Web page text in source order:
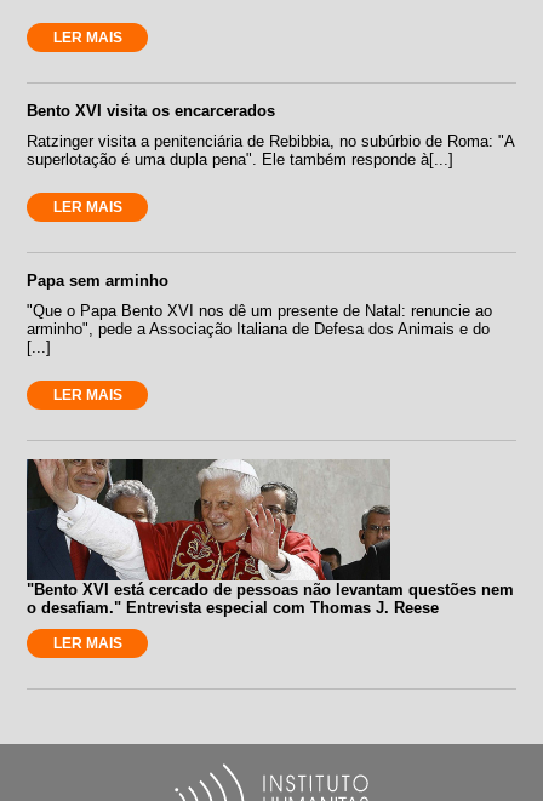
LER MAIS
Bento XVI visita os encarcerados
Ratzinger visita a penitenciária de Rebibbia, no subúrbio de Roma: "A
superlotação é uma dupla pena". Ele também responde à[...]
LER MAIS
Papa sem arminho
"Que o Papa Bento XVI nos dê um presente de Natal: renuncie ao
arminho", pede a Associação Italiana de Defesa dos Animais e do
[...]
LER MAIS
"Bento XVI está cercado de pessoas não levantam questões nem
o desafiam." Entrevista especial com Thomas J. Reese
LER MAIS